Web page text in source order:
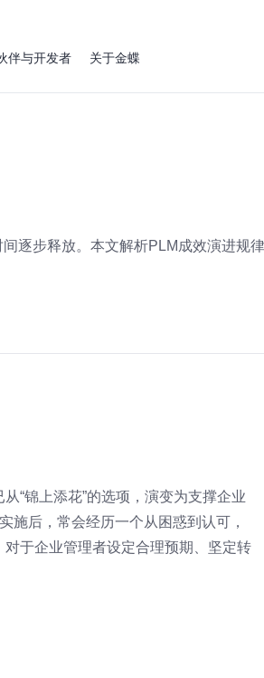
伴与开发者 关于金蝶
逐步释放。本文解析PLM成效演进规
“锦上添花”的选项，演变为支撑企业
施后，常会经历一个从困惑到认可，
于企业管理者设定合理预期、坚定转